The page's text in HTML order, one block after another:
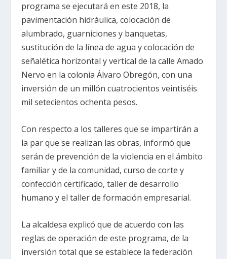
programa se ejecutará en este 2018, la
pavimentación hidráulica, colocación de
alumbrado, guarniciones y banquetas,
sustitución de la línea de agua y colocación de
señalética horizontal y vertical de la calle Amado
Nervo en la colonia Álvaro Obregón, con una
inversión de un millón cuatrocientos veintiséis
mil setecientos ochenta pesos.
Con respecto a los talleres que se impartirán a
la par que se realizan las obras, informó que
serán de prevención de la violencia en el ámbito
familiar y de la comunidad, curso de corte y
confección certificado, taller de desarrollo
humano y el taller de formación empresarial.
La alcaldesa explicó que de acuerdo con las
reglas de operación de este programa, de la
inversión total que se establece la federación